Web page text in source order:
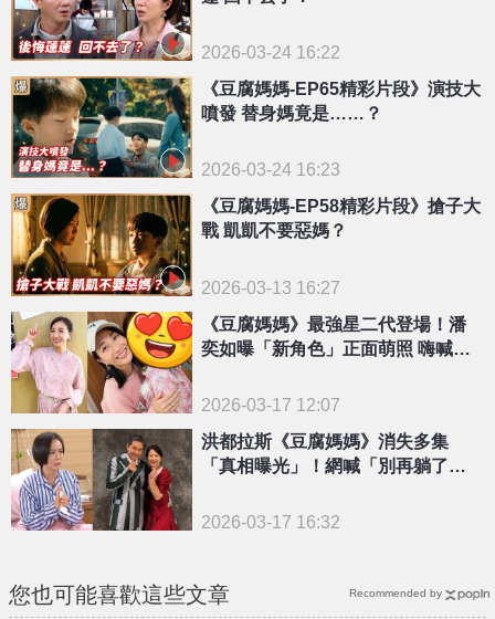
2026-03-24 16:22
《豆腐媽媽-EP65精彩片段》演技大
噴發 替身媽竟是……？
2026-03-24 16:23
《豆腐媽媽-EP58精彩片段》搶子大
戰 凱凱不要惡媽？
2026-03-13 16:27
《豆腐媽媽》最強星二代登場！潘
奕如曝「新角色」正面萌照 嗨喊：
2026-03-17 12:07
洪都拉斯《豆腐媽媽》消失多集
「真相曝光」！網喊「別再躺了」
2026-03-17 16:32
您也可能喜歡這些文章 Recommended by